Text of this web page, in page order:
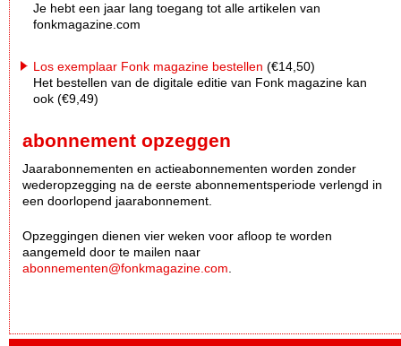
Je hebt een jaar lang toegang tot alle artikelen van
fonkmagazine.com
Los exemplaar Fonk magazine bestellen (€14,50)
Het bestellen van de digitale editie van Fonk magazine kan
ook (€9,49)
abonnement opzeggen
Jaarabonnementen en actieabonnementen worden zonder
wederopzegging na de eerste abonnementsperiode verlengd in
een doorlopend jaarabonnement.
Opzeggingen dienen vier weken voor afloop te worden
aangemeld door te mailen naar
abonnementen@fonkmagazine.com